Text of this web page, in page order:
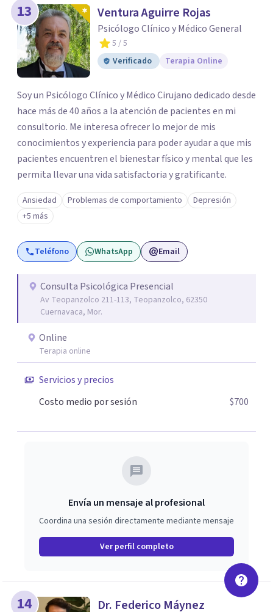
13 Ventura Aguirre Rojas
Psicólogo Clínico y Médico General
5 / 5
Verificado
Terapia Online
Soy un Psicólogo Clínico y Médico Cirujano dedicado desde
hace más de 40 años a la atención de pacientes en mi
consultorio. Me interesa ofrecer lo mejor de mis
conocimientos y experiencia para poder ayudar a que mis
pacientes encuentren el bienestar físico y mental que les
permita llevar una vida satisfactoria y gratificante.
Ansiedad Problemas de comportamiento
Depresión
+5 más
Teléfono WhatsApp Email
Consulta Psicológica Presencial
Av Teopanzolco 211-113, Teopanzolco, 62350
Cuernavaca, Mor.
Online
Terapia online
Servicios y precios
Costo medio por sesión
$700
Envía un mensaje al profesional
Coordina una sesión directamente mediante mensaje
Ver perfil completo
14 Dr. Federico Máynez